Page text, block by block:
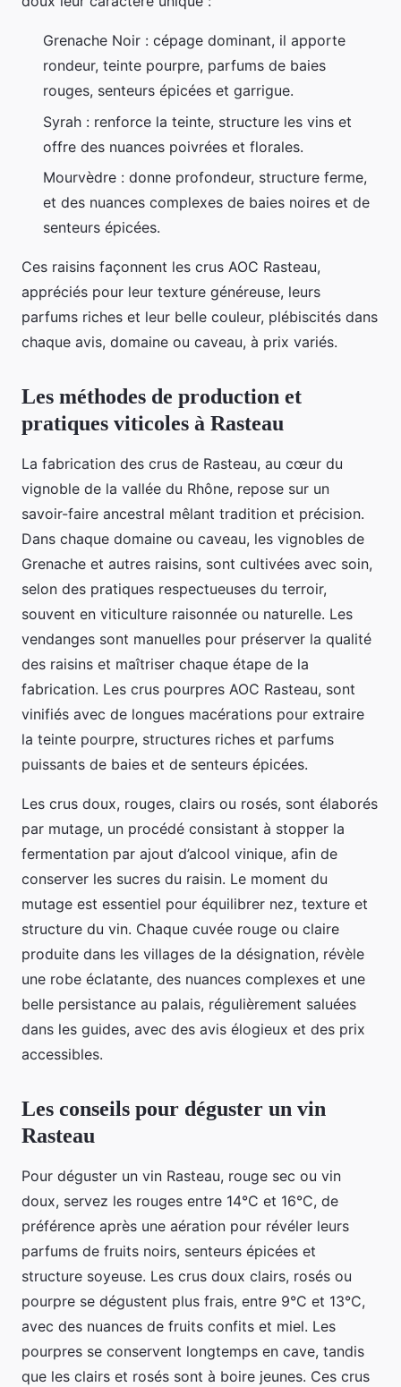
Grenache Noir : cépage dominant, il apporte
rondeur, teinte pourpre, parfums de baies
rouges, senteurs épicées et garrigue.
Syrah : renforce la teinte, structure les vins et
offre des nuances poivrées et florales.
Mourvèdre : donne profondeur, structure ferme,
et des nuances complexes de baies noires et de
senteurs épicées.
Ces raisins façonnent les crus AOC Rasteau,
appréciés pour leur texture généreuse, leurs
parfums riches et leur belle couleur, plébiscités dans
chaque avis, domaine ou caveau, à prix variés.
Les méthodes de production et
pratiques viticoles à Rasteau
La fabrication des crus de Rasteau, au cœur du
vignoble de la vallée du Rhône, repose sur un
savoir-faire ancestral mêlant tradition et précision.
Dans chaque domaine ou caveau, les vignobles de
Grenache et autres raisins, sont cultivées avec soin,
selon des pratiques respectueuses du terroir,
souvent en viticulture raisonnée ou naturelle. Les
vendanges sont manuelles pour préserver la qualité
des raisins et maîtriser chaque étape de la
fabrication. Les crus pourpres AOC Rasteau, sont
vinifiés avec de longues macérations pour extraire
la teinte pourpre, structures riches et parfums
puissants de baies et de senteurs épicées.
Les crus doux, rouges, clairs ou rosés, sont élaborés
par mutage, un procédé consistant à stopper la
fermentation par ajout d’alcool vinique, afin de
conserver les sucres du raisin. Le moment du
mutage est essentiel pour équilibrer nez, texture et
structure du vin. Chaque cuvée rouge ou claire
produite dans les villages de la désignation, révèle
une robe éclatante, des nuances complexes et une
belle persistance au palais, régulièrement saluées
dans les guides, avec des avis élogieux et des prix
accessibles.
Les conseils pour déguster un vin
Rasteau
Pour déguster un vin Rasteau, rouge sec ou vin
doux, servez les rouges entre 14°C et 16°C, de
préférence après une aération pour révéler leurs
parfums de fruits noirs, senteurs épicées et
structure soyeuse. Les crus doux clairs, rosés ou
pourpre se dégustent plus frais, entre 9°C et 13°C,
avec des nuances de fruits confits et miel. Les
pourpres se conservent longtemps en cave, tandis
que les clairs et rosés sont à boire jeunes. Ces crus